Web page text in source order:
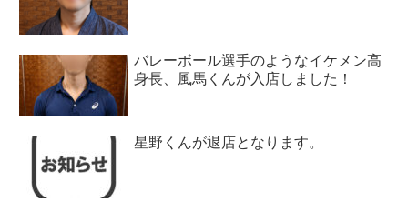
バレーボール選手のようなイケメン高
身長、風馬くんが入店しました！
星野くんが退店となります。